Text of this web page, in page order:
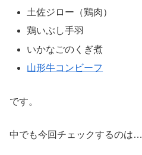
土佐ジロー（鶏肉）
鶏いぶし手羽
いかなごのくぎ煮
山形牛コンビーフ
です。
中でも今回チェックするのは…